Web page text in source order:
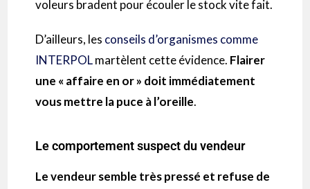
voleurs bradent pour écouler le stock vite fait.
D’ailleurs, les conseils d’organismes comme
INTERPOLmartèlent cette évidence. Flairer
une « affaire en or » doit immédiatement
vous mettre la puce à l’oreille.
Le comportement suspect du vendeur
Le vendeur semble très pressé et refuse de